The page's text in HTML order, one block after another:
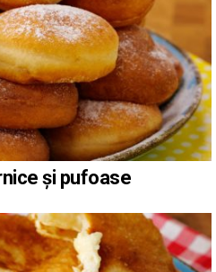
și pufoase